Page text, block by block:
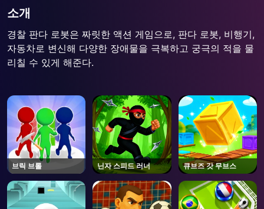
소개
경찰 판다 로봇은 짜릿한 액션 게임으로, 판다 로봇, 비행기,
자동차로 변신해 다양한 장애물을 극복하고 궁극의 적을 물
리칠 수 있게 해준다.
브릭 브롤 닌자 스피드 러너 큐브즈 갓 무브스